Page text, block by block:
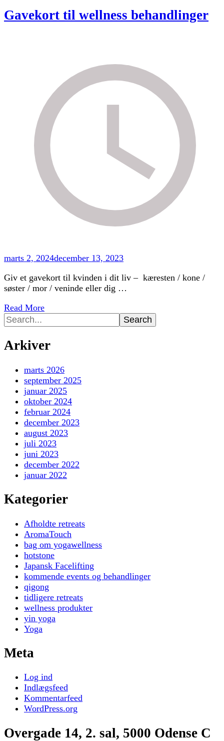
Gavekort til wellness behandlinger
marts 2, 2024december 13, 2023
Giv et gavekort til kvinden i dit liv – kæresten / kone /
søster / mor / veninde eller dig …
Read More
Search
for:
Arkiver
marts 2026
september 2025
januar 2025
oktober 2024
februar 2024
december 2023
august 2023
juli 2023
juni 2023
december 2022
januar 2022
Kategorier
Afholdte retreats
AromaTouch
bag om yogawellness
hotstone
Japansk Facelifting
kommende events og behandlinger
qigong
tidligere retreats
wellness produkter
yin yoga
Yoga
Meta
Log ind
Indlægsfeed
Kommentarfeed
WordPress.org
Overgade 14, 2. sal, 5000 Odense C